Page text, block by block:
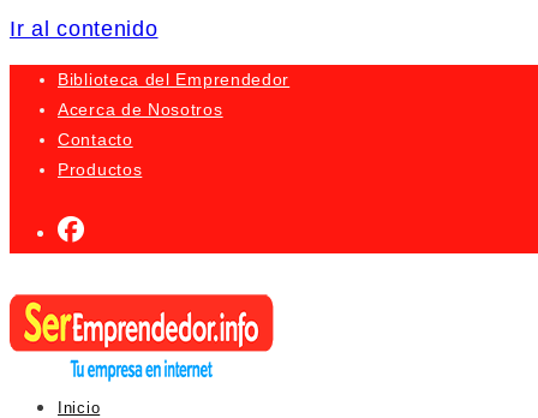
Ir al contenido
Biblioteca del Emprendedor
Acerca de Nosotros
Contacto
Productos
Inicio